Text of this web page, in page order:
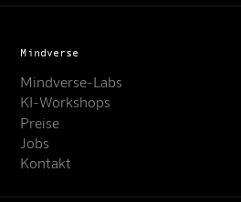
Mindverse
Mindverse-Labs
KI-Workshops
Preise
Jobs
Kontakt